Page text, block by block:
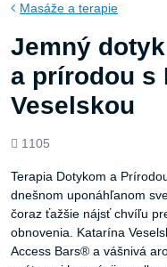
Masáže a terapie
Jemný
a prírodou s
Veselskou
Počet
1105
Terapia Dotykom a
dnešnom uponáhľanom
čoraz ťažšie nájsť chvíľu
obnovenia. Katarína
Access Bars® a vášnivá